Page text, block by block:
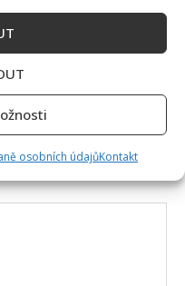
osobních údajůKontakt
zveřejněna.
*